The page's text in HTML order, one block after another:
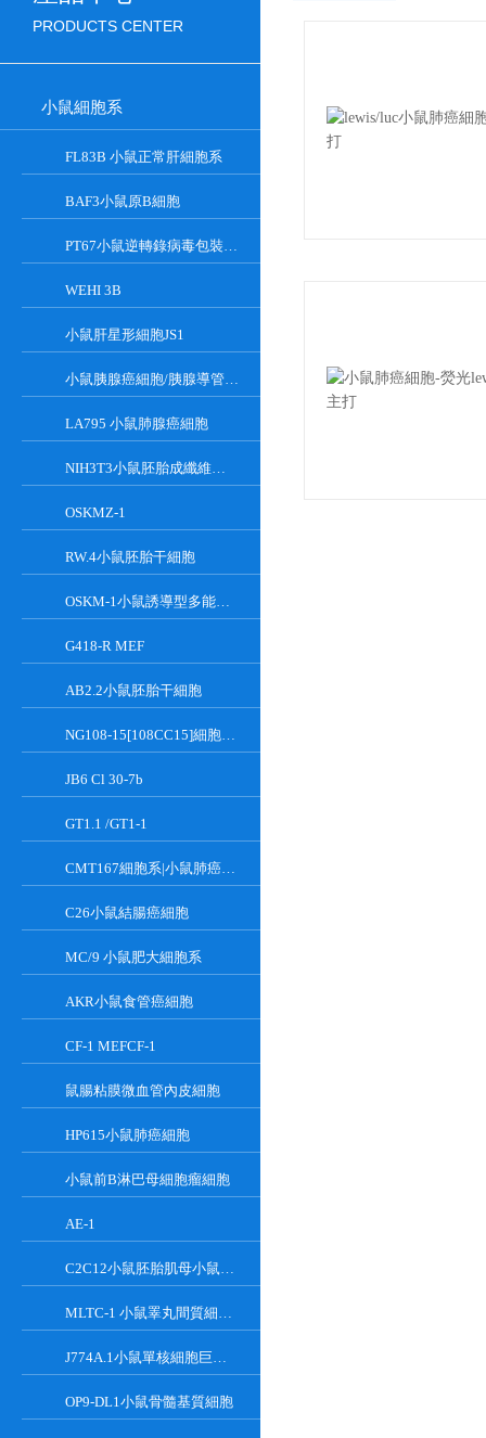
PRODUCTS CENTER
小鼠細胞系
FL83B 小鼠正常肝細胞系
BAF3小鼠原B細胞
PT67小鼠逆轉錄病毒包裝細胞
WEHI 3B
小鼠肝星形細胞JS1
小鼠胰腺癌細胞/胰腺導管癌PAN02
LA795 小鼠肺腺癌細胞
NIH3T3小鼠胚胎成纖維細胞
OSKMZ-1
RW.4小鼠胚胎干細胞
OSKM-1小鼠誘導型多能干細胞
G418-R MEF
AB2.2小鼠胚胎干細胞
NG108-15[108CC15]細胞系|小鼠神經母瘤與大鼠膠質瘤之融合細胞
JB6 Cl 30-7b
GT1.1 /GT1-1
CMT167細胞系|小鼠肺癌細胞
C26小鼠結腸癌細胞
MC/9 小鼠肥大細胞系
AKR小鼠食管癌細胞
CF-1 MEFCF-1
鼠腸粘膜微血管內皮細胞
HP615小鼠肺癌細胞
小鼠前B淋巴母細胞瘤細胞
AE-1
C2C12小鼠胚胎肌母小鼠胚胎肌母細胞
MLTC-1 小鼠睪丸間質細胞瘤細胞系
J774A.1小鼠單核細胞巨噬細胞
OP9-DL1小鼠骨髓基質細胞